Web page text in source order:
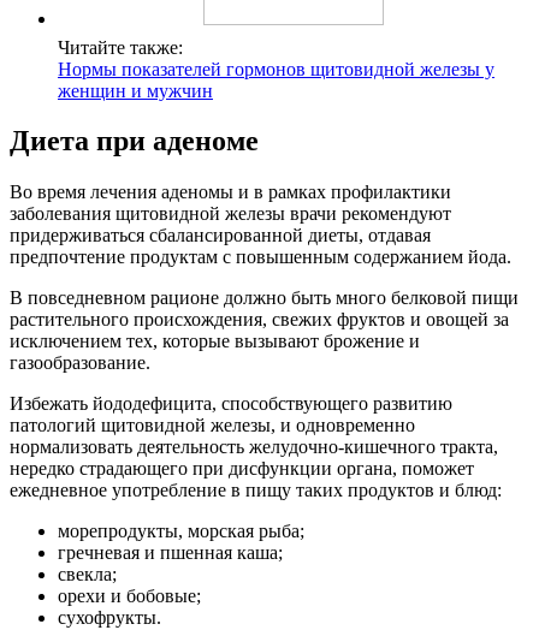
Читайте также:
Нормы показателей гормонов щитовидной железы у
женщин и мужчин
Диета при аденоме
Во время лечения аденомы и в рамках профилактики
заболевания щитовидной железы врачи рекомендуют
придерживаться сбалансированной диеты, отдавая
предпочтение продуктам с повышенным содержанием йода.
В повседневном рационе должно быть много белковой пищи
растительного происхождения, свежих фруктов и овощей за
исключением тех, которые вызывают брожение и
газообразование.
Избежать йододефицита, способствующего развитию
патологий щитовидной железы, и одновременно
нормализовать деятельность желудочно-кишечного тракта,
нередко страдающего при дисфункции органа, поможет
ежедневное употребление в пищу таких продуктов и блюд:
морепродукты, морская рыба;
гречневая и пшенная каша;
свекла;
орехи и бобовые;
сухофрукты.